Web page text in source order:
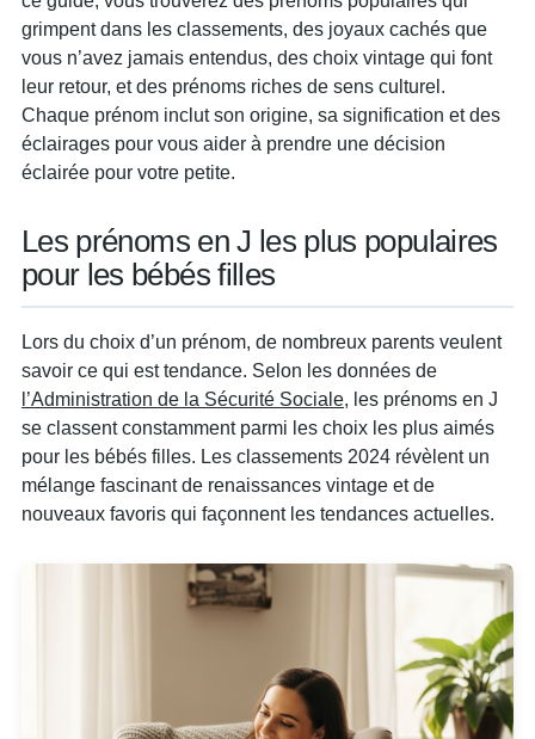
grimpent dans les classements, des joyaux cachés que
vous n’avez jamais entendus, des choix vintage qui font
leur retour, et des prénoms riches de sens culturel.
Chaque prénom inclut son origine, sa signification et des
éclairages pour vous aider à prendre une décision
éclairée pour votre petite.
Les prénoms en J les plus populaires
pour les bébés filles
Lors du choix d’un prénom, de nombreux parents veulent
savoir ce qui est tendance. Selon les données de
l’Administration de la Sécurité Sociale, les prénoms en J
se classent constamment parmi les choix les plus aimés
pour les bébés filles. Les classements 2024 révèlent un
mélange fascinant de renaissances vintage et de
nouveaux favoris qui façonnent les tendances actuelles.